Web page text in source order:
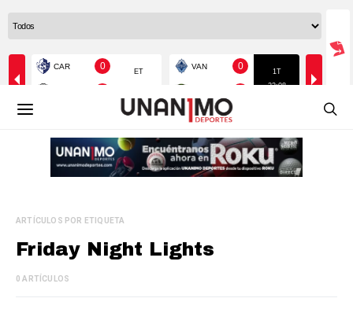
ARTÍCULOS POR ETIQUETA
Friday Night Lights
0 ARTÍCULOS